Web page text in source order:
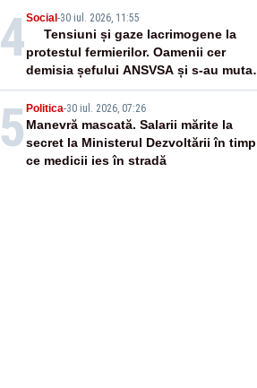
4Social-30 iul. 2026, 11:55
Tensiuni și gaze lacrimogene la
protestul fermierilor. Oamenii cer
demisia șefului ANSVSA și s-au mutat
în Piața Victoria– LIVE TEXT
5 Politica-30 iul. 2026, 07:26
Manevră mascată. Salarii mărite la
secret la Ministerul Dezvoltării în timp
ce medicii ies în stradă